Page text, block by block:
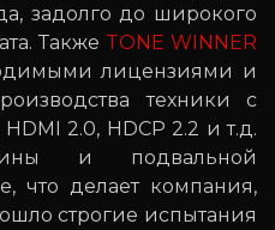
задолго до широкого
Также TONE WINNER
лицензиями и
техники с
2.0, HDCP 2.2 и т.д.
и подвальной
что делает компания,
строгие испытания